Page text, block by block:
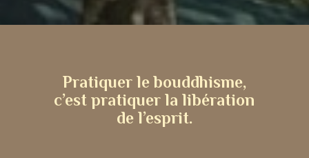
Pratiquer le bouddhisme,
c’est pratiquer la libération
de l’esprit.